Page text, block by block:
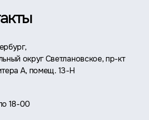
округ Светлановское, пр-кт
А, помещ. 13-Н
18-00